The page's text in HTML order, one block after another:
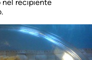
nel recipiente